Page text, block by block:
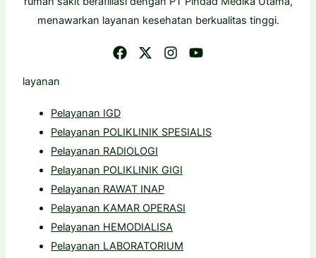
menawarkan layanan kesehatan berkualitas tinggi.
layanan
Pelayanan IGD
Pelayanan POLIKLINIK SPESIALIS
Pelayanan RADIOLOGI
Pelayanan POLIKLINIK GIGI
Pelayanan RAWAT INAP
Pelayanan KAMAR OPERASI
Pelayanan HEMODIALISA
Pelayanan LABORATORIUM